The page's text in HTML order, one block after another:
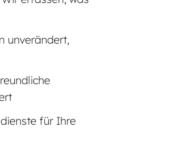
unverändert,
für Ihre